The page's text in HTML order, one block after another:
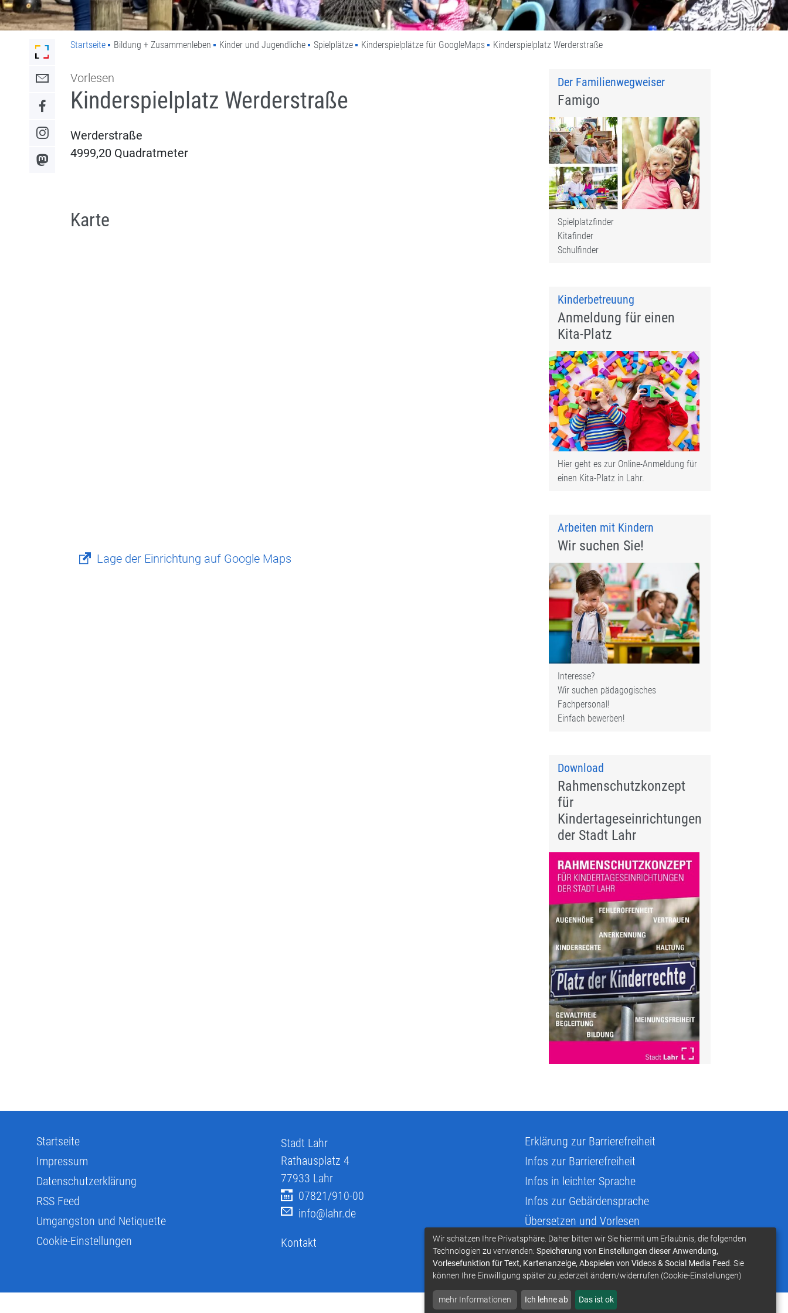
Link zur Startseite der Stadt Lahr
Link zum Kontaktformular
Link zum Facebook-Auftritt
Link zum Instagram-Auftritt
Link zum Mastodon-Kanal
Startseite Bildung + Zusammenleben Kinder und Jugendliche Spielplätze Kinderspielplätze für GoogleMaps Kinderspielplatz Werderstraße
Vorlesen
Kinderspielplatz Werderstraße
Werderstraße
4999,20 Quadratmeter
Karte
Lage der Einrichtung auf Google Maps
Der Familienwegweiser
Famigo
Spielplatzfinder
Kitafinder
Schulfinder
Kinderbetreuung
Anmeldung für einen
Kita-Platz
Hier geht es zur Online-Anmeldung für
einen Kita-Platz in Lahr.
Arbeiten mit Kindern
Wir suchen Sie!
Interesse?
Wir suchen pädagogisches
Fachpersonal!
Einfach bewerben!
Download
Rahmenschutzkonzept
für
Kindertageseinrichtungen
der Stadt Lahr
Startseite
Impressum
Datenschutzerklärung
RSS Feed
Umgangston und Netiquette
Cookie-Einstellungen
Stadt Lahr
Rathausplatz 4
77933 Lahr
07821/910-00
info@lahr.de
Kontakt
Erklärung zur Barrierefreiheit
Infos zur Barrierefreiheit
Infos in leichter Sprache
Infos zur Gebärdensprache
Übersetzen und Vorlesen
Wir schätzen Ihre Privatsphäre. Daher bitten wir Sie hiermit um Erlaubnis, die folgenden
Technologien zu verwenden: Speicherung von Einstellungen dieser Anwendung,
Vorlesefunktion für Text, Kartenanzeige, Abspielen von Videos & Social Media Feed. Sie
können Ihre Einwilligung später zu jederzeit ändern/widerrufen (Cookie-Einstellungen)
mehr Informationen Ich lehne ab Das ist ok